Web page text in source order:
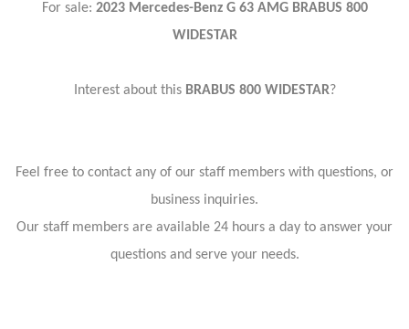
For sale: 2023 Mercedes-Benz G 63 AMG BRABUS 800
WIDESTAR
Interest about this BRABUS 800 WIDESTAR?
Feel free to contact any of our staff members with questions, or
business inquiries.
Our staff members are available 24 hours a day to answer your
questions and serve your needs.